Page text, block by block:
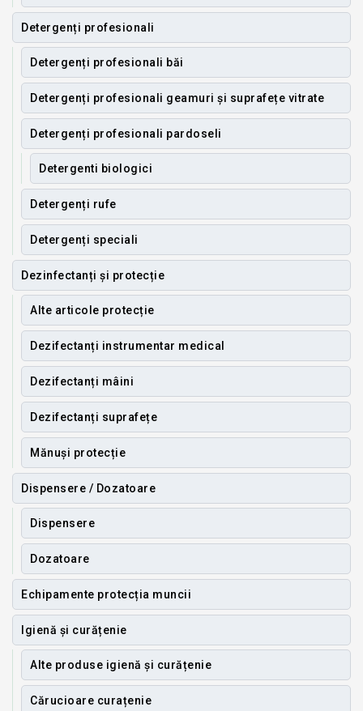
Detergenți profesionali
Detergenți profesionali băi
Detergenți profesionali geamuri și suprafețe vitrate
Detergenți profesionali pardoseli
Detergenti biologici
Detergenți rufe
Detergenți speciali
Dezinfectanți și protecție
Alte articole protecție
Dezifectanți instrumentar medical
Dezifectanți mâini
Dezifectanți suprafețe
Mănuși protecție
Dispensere / Dozatoare
Dispensere
Dozatoare
Echipamente protecția muncii
Igienă și curățenie
Alte produse igienă și curățenie
Cărucioare curațenie